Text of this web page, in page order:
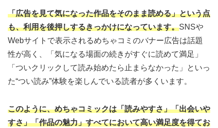
「広告を見て気になった作品をそのまま読める」という点
も、利用を後押しするきっかけになっています。SNSや
Webサイトで表示されるめちゃコミのバナー広告は話題
性が高く、「気になる場面の続きがすぐに読めて満足」
「ついクリックして読み始めたら止まらなかった」といっ
た“つい読み”体験を楽しんでいる読者が多くいます。
このように、めちゃコミックは「読みやすさ」「出会いや
すさ」「作品の魅力」すべてにおいて高い満足度を得てお